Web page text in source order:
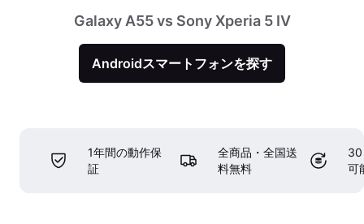
Galaxy A55 vs Sony Xperia 5 IV
Androidスマートフォンを探す
1年間の動作保
証
全商品・全国送
料無料
30
可